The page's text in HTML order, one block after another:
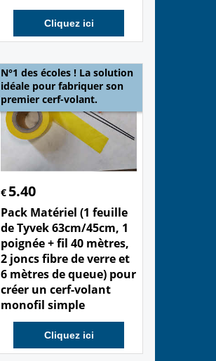
Cliquez ici
N°1 des écoles ! La solution
idéale pour fabriquer son
premier cerf-volant.
€ 5.40
Pack Matériel (1 feuille
de Tyvek 63cm/45cm, 1
poignée + fil 40 mètres,
2 joncs fibre de verre et
6 mètres de queue) pour
créer un cerf-volant
monofil simple
Cliquez ici